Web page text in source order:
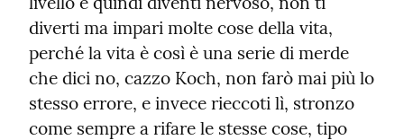
diverti ma impari molte cose della vita,
perché la vita è così è una serie di merde
che dici no, cazzo Koch, non farò mai più lo
stesso errore, e invece rieccoti lì, stronzo
come sempre a rifare le stesse cose, tipo